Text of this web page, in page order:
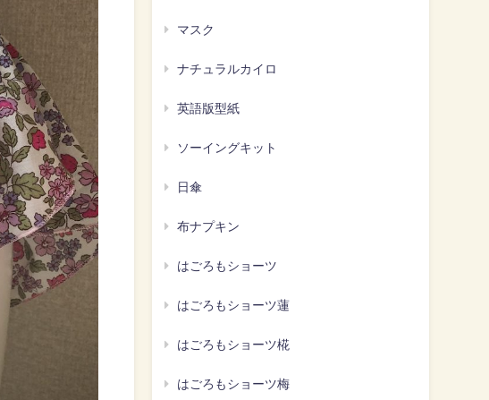
マスク
ナチュラルカイロ
英語版型紙
ソーイングキット
日傘
布ナプキン
はごろもショーツ
はごろもショーツ蓮
はごろもショーツ椛
はごろもショーツ梅